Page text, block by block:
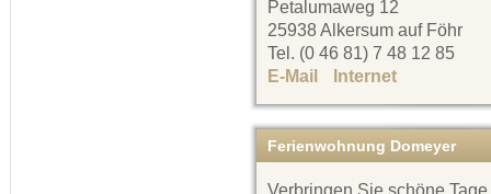
Petalumaweg 12
25938 Alkersum auf Föhr
Tel. (0 46 81) 7 48 12 85
E-Mail
Internet
Ferienwohnung Domeyer
Verbringen Sie schöne